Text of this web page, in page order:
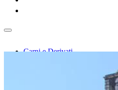
Carni e Derivati